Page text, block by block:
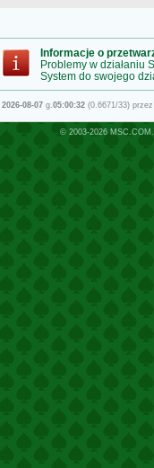
Informacje o
Problemy w działaniu
System do swojego
2026-08-07g.05:00:32(0.6671/33)
© 2003-2026